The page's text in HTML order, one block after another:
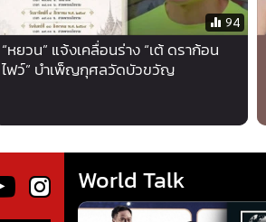
94
“หยวน” แจ้งเคลื่อนร่าง “เต้ ดราก้อน
ไฟว์” บำเพ็ญกุศลวัดบัวขวัญ
World Talk